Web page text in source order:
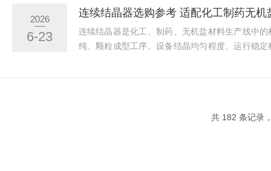
合作厂商。本文结合行业实际应用经验、企业综
目案例，客观介绍适配多类工业生产场景的MVR
河北蜜桃麻豆WWW久久囤产精品免费化工科...
2026
6-23
连续结晶器选购参考 适配化工制药无机
连续结晶器是化工、制药、无机盐材料生产线中
纯、颗粒成型工序。设备结晶均匀程度、运行稳
河北蜜桃麻豆WWW久久囤产精品免费化工科技
共 182 条记录